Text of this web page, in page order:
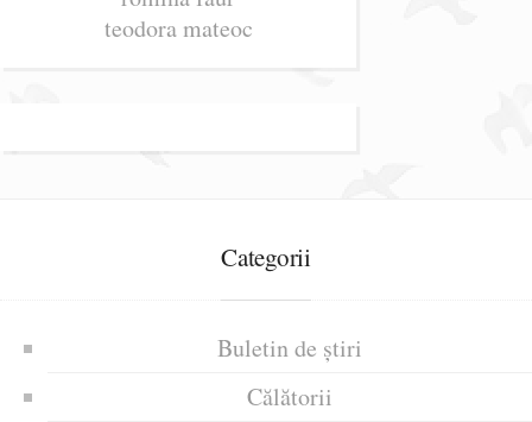
teodora mateoc
Categorii
Buletin de știri
Călătorii